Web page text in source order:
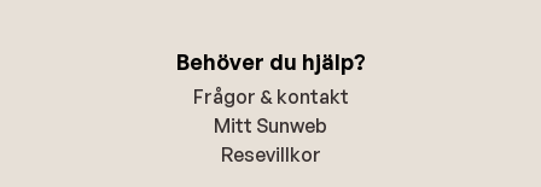
Behöver du hjälp?
Frågor & kontakt
Mitt Sunweb
Resevillkor